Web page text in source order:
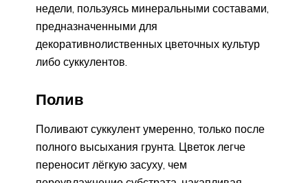
недели, пользуясь минеральными составами,
предназначенными для
декоративнолиственных цветочных культур
либо суккулентов.
Полив
Поливают суккулент умеренно, только после
полного высыхания грунта. Цветок легче
переносит лёгкую засуху, чем